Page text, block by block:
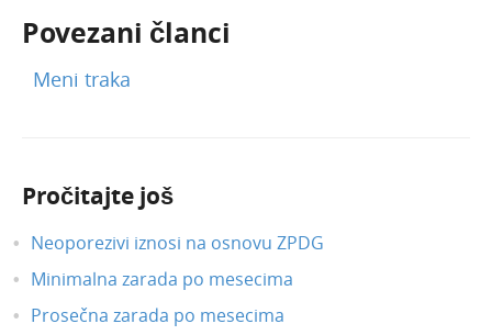
Povezani članci
Meni traka
Pročitajte još
Neoporezivi iznosi na osnovu ZPDG
Minimalna zarada po mesecima
Prosečna zarada po mesecima